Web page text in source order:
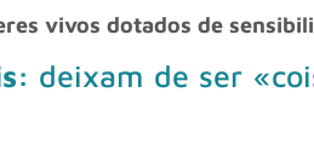
vivos dotados de
deixam de ser